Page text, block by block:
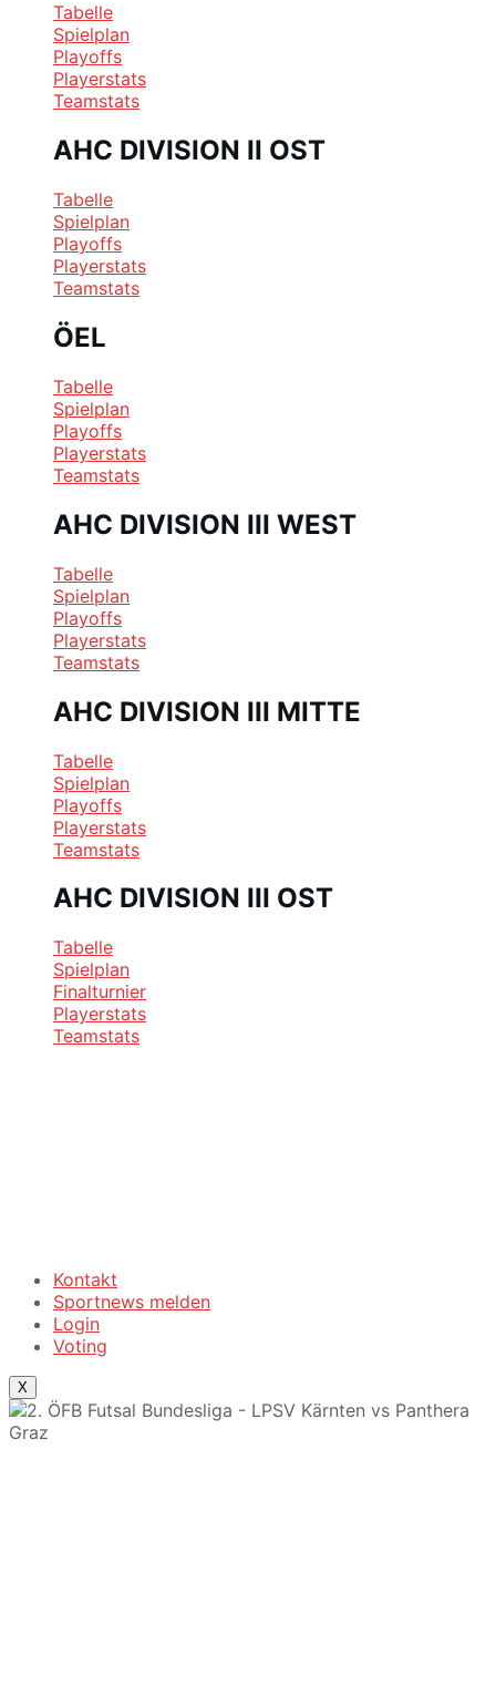
Tabelle
Spielplan
Playoffs
Playerstats
Teamstats
AHC DIVISION II OST
Tabelle
Spielplan
Playoffs
Playerstats
Teamstats
ÖEL
Tabelle
Spielplan
Playoffs
Playerstats
Teamstats
AHC DIVISION III WEST
Tabelle
Spielplan
Playoffs
Playerstats
Teamstats
AHC DIVISION III MITTE
Tabelle
Spielplan
Playoffs
Playerstats
Teamstats
AHC DIVISION III OST
Tabelle
Spielplan
Finalturnier
Playerstats
Teamstats
Kontakt
Sportnews melden
Login
Voting
X